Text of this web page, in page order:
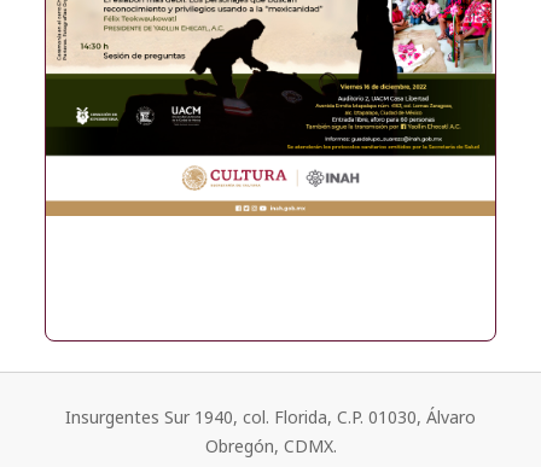
Insurgentes Sur 1940, col. Florida, C.P. 01030, Álvaro
Obregón, CDMX.